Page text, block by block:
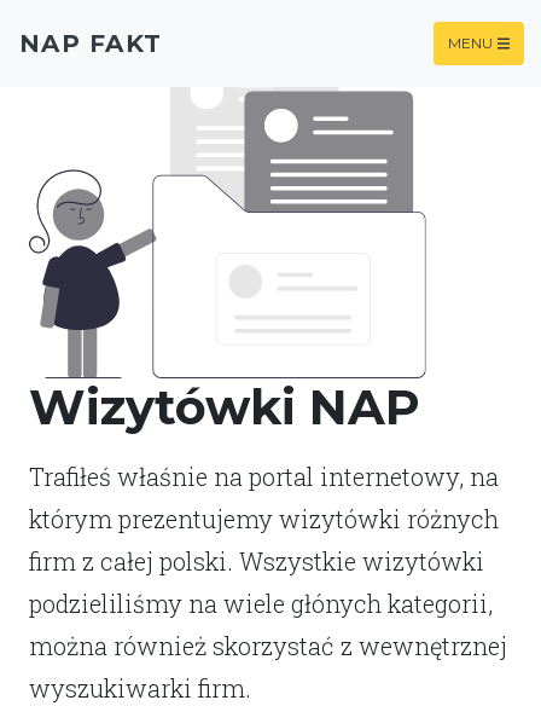
Wizytówki NAP
Trafiłeś właśnie na portal internetowy, na
którym prezentujemy wizytówki różnych
firm z całej polski. Wszystkie wizytówki
podzieliliśmy na wiele głónych kategorii,
można również skorzystać z wewnętrznej
wyszukiwarki firm.
NAP FAKT MENU